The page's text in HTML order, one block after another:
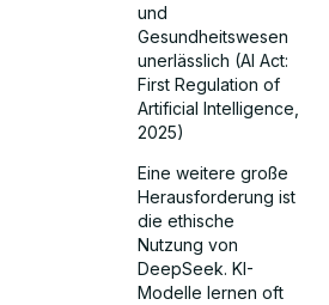
und
Gesundheitswesen
unerlässlich (AI Act:
First Regulation of
Artificial Intelligence,
2025)
Eine weitere große
Herausforderung ist
die ethische
Nutzung von
DeepSeek. KI-
Modelle lernen oft